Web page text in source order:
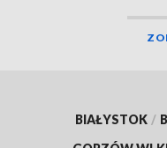
BIAŁYSTOK /